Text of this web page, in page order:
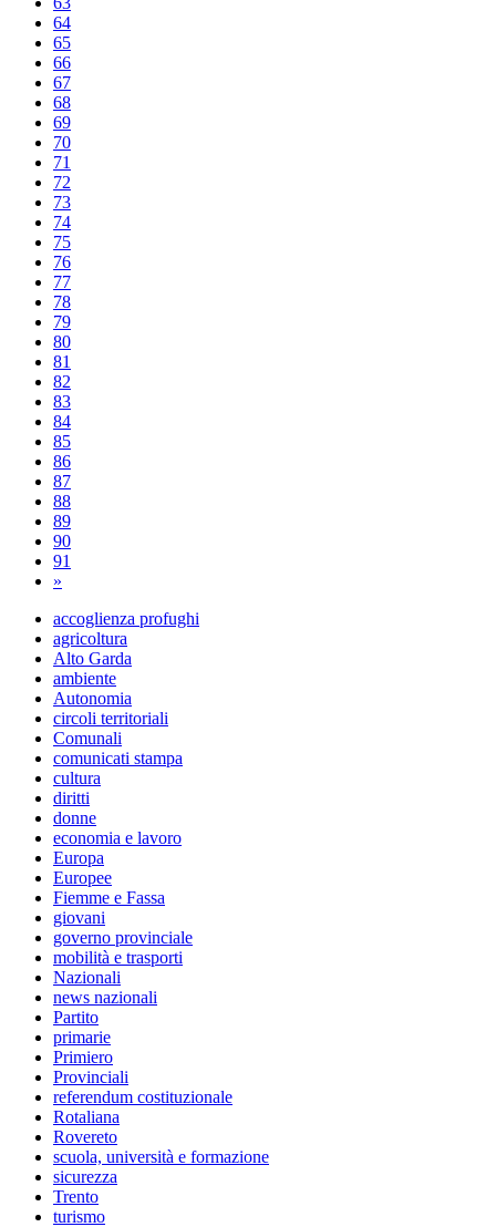
64
65
66
67
68
69
70
71
72
73
74
75
76
77
78
79
80
81
82
83
84
85
86
87
88
89
90
91
»
accoglienza profughi
agricoltura
Alto Garda
ambiente
Autonomia
circoli territoriali
Comunali
comunicati stampa
cultura
diritti
donne
economia e lavoro
Europa
Europee
Fiemme e Fassa
giovani
governo provinciale
mobilità e trasporti
Nazionali
news nazionali
Partito
primarie
Primiero
Provinciali
referendum costituzionale
Rotaliana
Rovereto
scuola, università e formazione
sicurezza
Trento
turismo